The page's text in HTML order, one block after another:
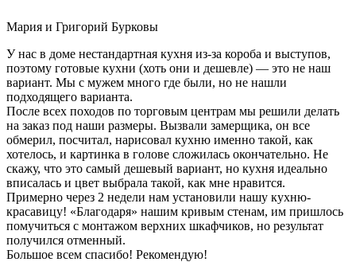
Мария и Григорий Бурковы
У нас в доме нестандартная кухня из-за короба и выступов,
поэтому готовые кухни (хоть они и дешевле) — это не наш
вариант. Мы с мужем много где были, но не нашли
подходящего варианта.
После всех походов по торговым центрам мы решили делать
на заказ под наши размеры. Вызвали замерщика, он все
обмерил, посчитал, нарисовал кухню именно такой, как
хотелось, и картинка в голове сложилась окончательно. Не
скажу, что это самый дешевый вариант, но кухня идеально
вписалась и цвет выбрала такой, как мне нравится.
Примерно через 2 недели нам установили нашу кухню-
красавицу! «Благодаря» нашим кривым стенам, им пришлось
помучиться с монтажом верхних шкафчиков, но результат
получился отменный.
Большое всем спасибо! Рекомендую!